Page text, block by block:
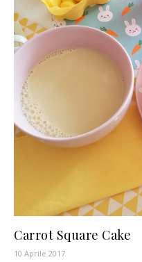
Carrot Square Cake
10 Aprile 2017